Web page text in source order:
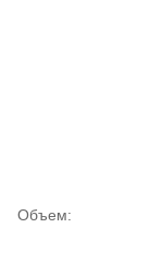
Объем: